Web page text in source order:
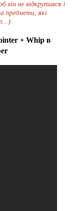
він не відкрутився і
предмети, які
+ Whip в